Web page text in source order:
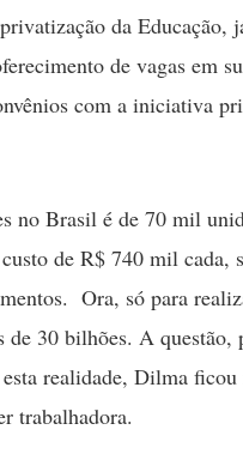
da Educação,
de vagas em
com a iniciativa
no Brasil é de 70 mil
de R$ 740 mil cada,
Ora, só para
30 bilhões. A
realidade, Dilma
trabalhadora.